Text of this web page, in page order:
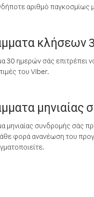
αριθμό παγκοσμίως
κλήσεων
30 ημερών σάς επιτρέπει
του Viber.
μηνιαίας
μηνιαίας συνδρομής σάς
φορά ανανέωση του